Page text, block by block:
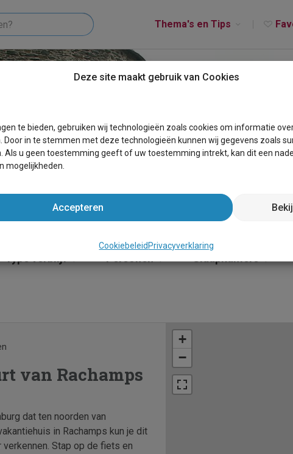
Thema's en Tips
van Rachamps
dat ten noorden van
in Rachamps kun je dit
Stap op de fiets en
+
−
Deze site maakt gebruik van Cookies
te bieden, gebruiken wij technologieën zoals cookies om informatie
in te stemmen met deze technologieën kunnen wij gegevens zoals
Als u geen toestemming geeft of uw toestemming intrekt, kan dit een
mogelijkheden.
Accepteren
Cookiebeleid Privacyverklaring